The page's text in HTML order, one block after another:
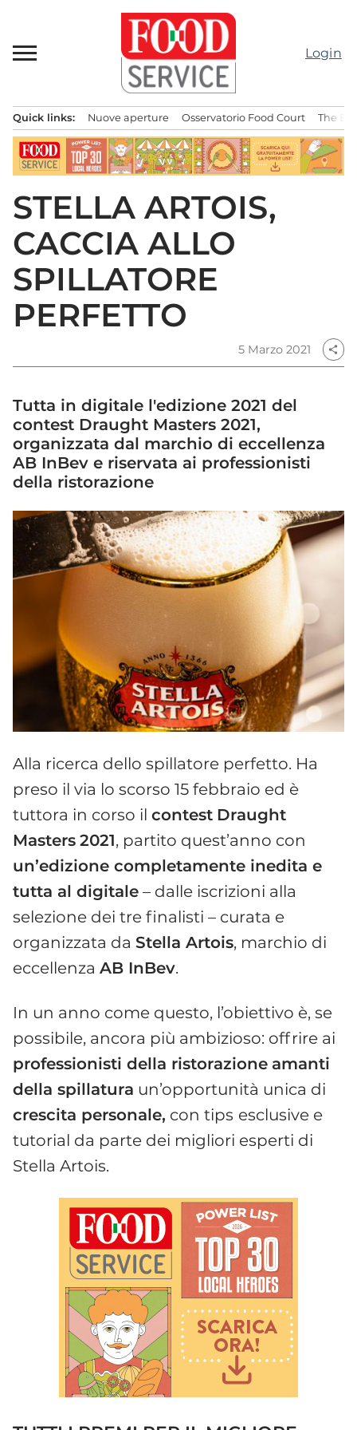
contenuto
Login
principale
Quick links: Nuove aperture Osservatorio Food Court The
STELLA ARTOIS,
CACCIA ALLO
SPILLATORE
PERFETTO
5 Marzo 2021 share
Tutta in digitale l'edizione 2021 del
contest Draught Masters 2021,
organizzata dal marchio di eccellenza
AB InBev e riservata ai professionisti
della ristorazione
Alla ricerca dello spillatore perfetto. Ha
preso il via lo scorso 15 febbraio ed è
tuttora in corso il contest Draught
Masters 2021, partito quest’anno con
un’edizione completamente inedita e
tutta al digitale – dalle iscrizioni alla
selezione dei tre finalisti – curata e
organizzata da Stella Artois, marchio di
eccellenza AB InBev.
In un anno come questo, l’obiettivo è, se
possibile, ancora più ambizioso: offrire ai
professionisti della ristorazione amanti
della spillatura un’opportunità unica di
crescita personale, con tips esclusive e
tutorial da parte dei migliori esperti di
Stella Artois.